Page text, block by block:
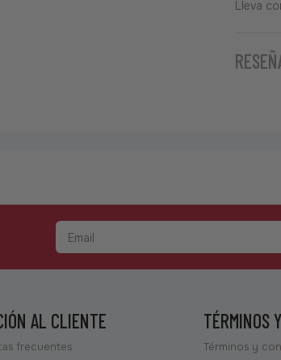
Lleva
AL CLIENTE
frecuentes
TÉRMINOS
Términos y